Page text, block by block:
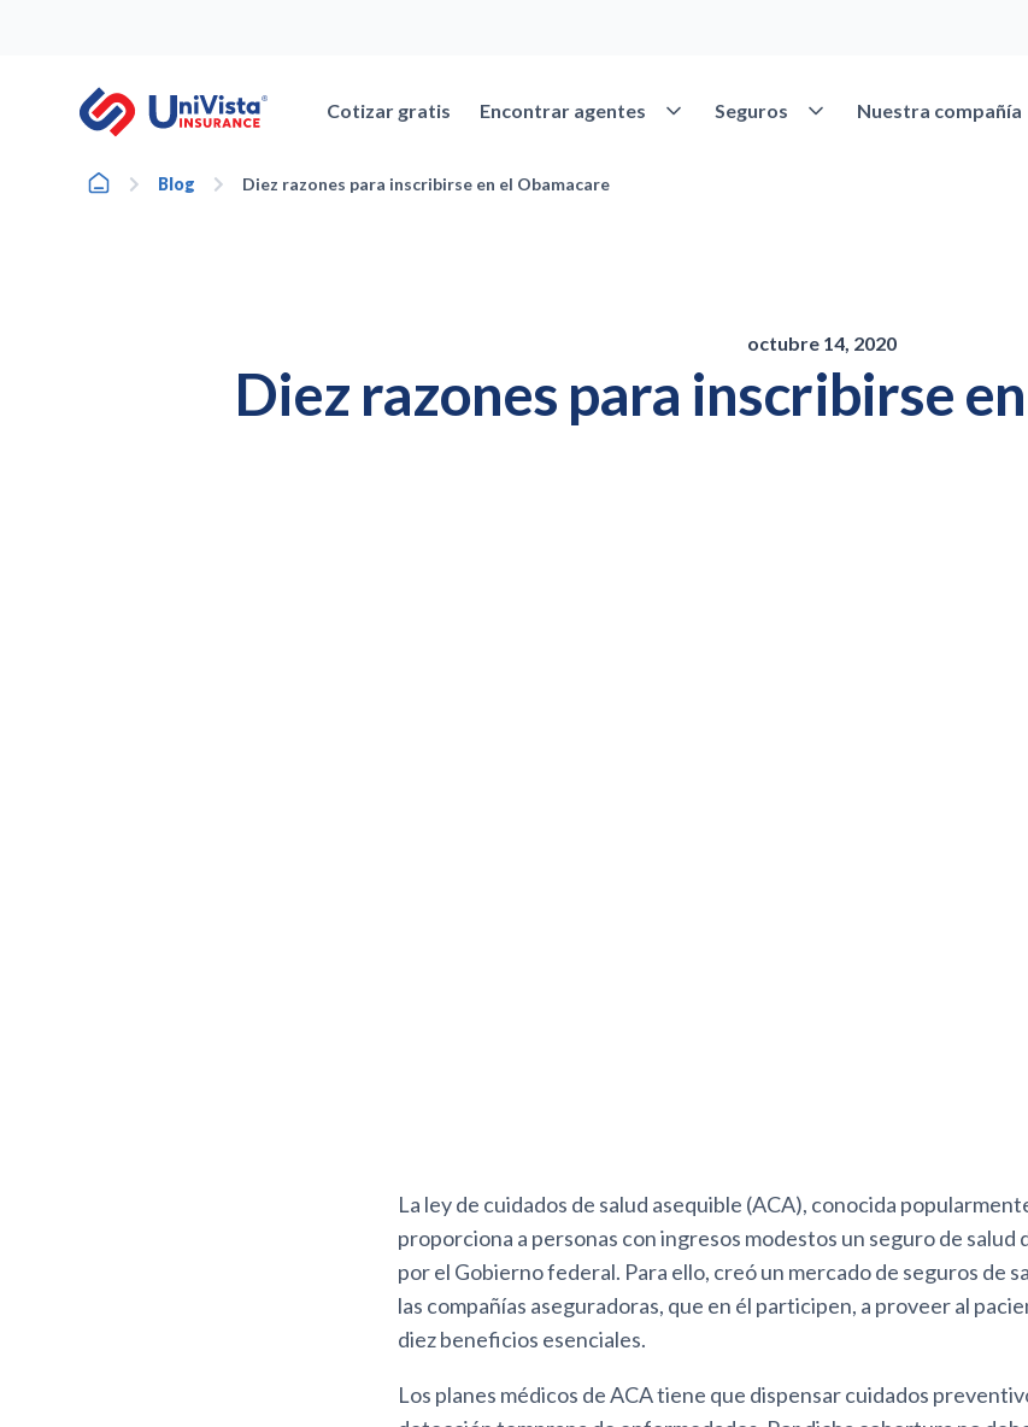
Cotizar gratis Encontrar agentes Abrir Encontrar agentes
Seguros Abrir SegurosNuestra compañía
Home Blog Diez razones para inscribirse en el Obamacare
octubre 14, 2020
Diez razones para inscribirse
La ley de cuidados de salud asequible (ACA), conocida
proporciona a personas con ingresos modestos un seguro de salud
por el Gobierno federal. Para ello, creó un mercado de seguros de
las compañías aseguradoras, que en él participen, a proveer al
diez beneficios esenciales.
Los planes médicos de ACA tiene que dispensar cuidados